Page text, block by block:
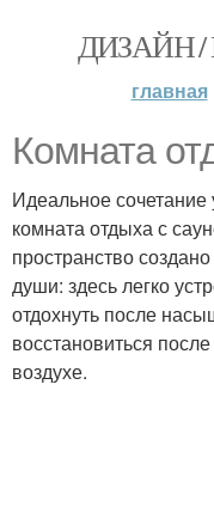
ДИЗАЙН /
главная
Комната
Идеальное
комната отдыха с
пространство
души: здесь легко
отдохнуть после
восстановиться
воздухе.